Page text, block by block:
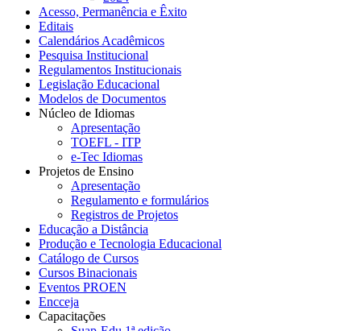
Acesso, Permanência e Êxito
Editais
Calendários Acadêmicos
Pesquisa Institucional
Regulamentos Institucionais
Legislação Educacional
Modelos de Documentos
Núcleo de Idiomas
Apresentação
TOEFL - ITP
e-Tec Idiomas
Projetos de Ensino
Apresentação
Regulamento e formulários
Registros de Projetos
Educação a Distância
Produção e Tecnologia Educacional
Catálogo de Cursos
Cursos Binacionais
Eventos PROEN
Encceja
Capacitações